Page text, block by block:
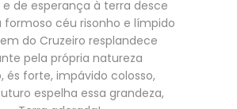
de esperança à terra desce
formoso céu risonho e límpido
do Cruzeiro resplandece
pela própria natureza
és forte, impávido colosso,
espelha essa grandeza,